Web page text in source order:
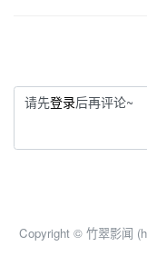
请先登录后再评论~
Copyright © 竹翠影闻